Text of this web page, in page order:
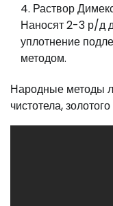
Раствор
Наносят 2-3 р/д
уплотнение
методом.
Народные методы
чистотела,